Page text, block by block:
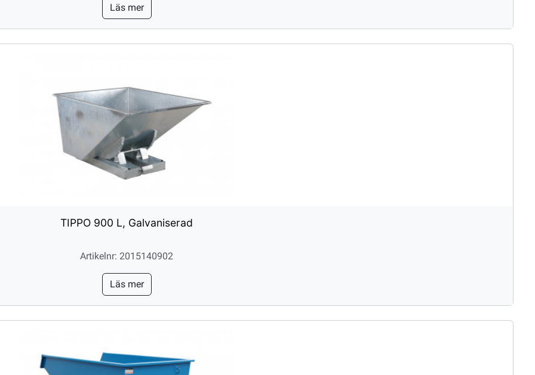
Läs mer
TIPPO 900 L, Galvaniserad
Artikelnr: 2015140902
Läs mer